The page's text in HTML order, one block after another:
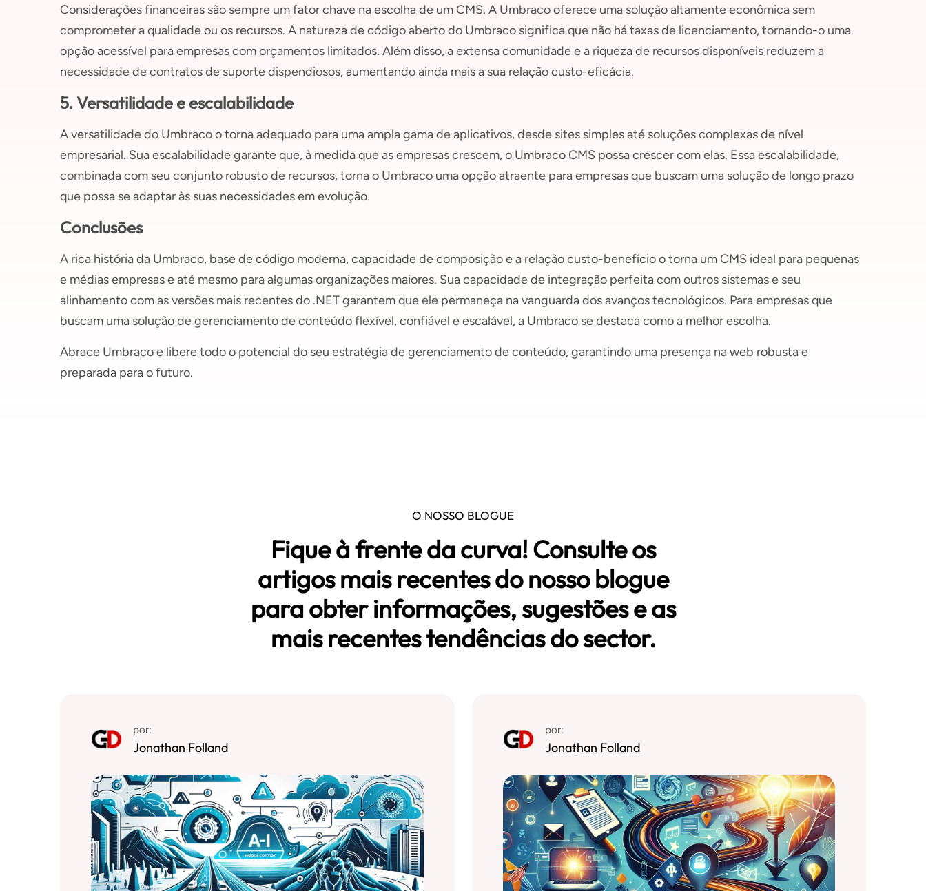
Considerações financeiras são sempre um fator chave na escolha de um CMS. A Umbraco oferece uma solução altamente econômica sem
comprometer a qualidade ou os recursos. A natureza de código aberto do Umbraco significa que não há taxas de licenciamento, tornando-o uma
opção acessível para empresas com orçamentos limitados. Além disso, a extensa comunidade e a riqueza de recursos disponíveis reduzem a
necessidade de contratos de suporte dispendiosos, aumentando ainda mais a sua relação custo-eficácia.
5. Versatilidade e escalabilidade
A versatilidade do Umbraco o torna adequado para uma ampla gama de aplicativos, desde sites simples até soluções complexas de nível
empresarial. Sua escalabilidade garante que, à medida que as empresas crescem, o Umbraco CMS possa crescer com elas. Essa escalabilidade,
combinada com seu conjunto robusto de recursos, torna o Umbraco uma opção atraente para empresas que buscam uma solução de longo prazo
que possa se adaptar às suas necessidades em evolução.
Conclusões
A rica história da Umbraco, base de código moderna, capacidade de composição e a relação custo-benefício o torna um CMS ideal para pequenas
e médias empresas e até mesmo para algumas organizações maiores. Sua capacidade de integração perfeita com outros sistemas e seu
alinhamento com as versões mais recentes do .NET garantem que ele permaneça na vanguarda dos avanços tecnológicos. Para empresas que
buscam uma solução de gerenciamento de conteúdo flexível, confiável e escalável, a Umbraco se destaca como a melhor escolha.
Abrace Umbraco e libere todo o potencial do seu estratégia de gerenciamento de conteúdo, garantindo uma presença na web robusta e
preparada para o futuro.
O NOSSO BLOGUE
Fique à frente da curva! Consulte os
artigos mais recentes do nosso blogue
para obter informações, sugestões e as
mais recentes tendências do sector.
por:
Jonathan Folland
por:
Jonathan Folland